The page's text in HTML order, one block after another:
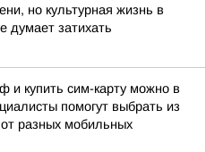
но культурная жизнь в
думает затихать
и купить сим-карту можно в
помогут выбрать из
разных мобильных